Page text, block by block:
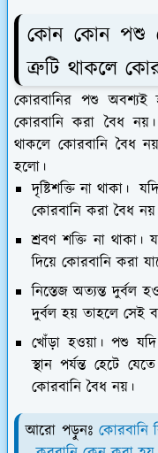
কোন কোন পশু
ত্রুটি থাকলে
কোরবানির পশু অবশ্যই
কোরবানি করা বৈধ
থাকলে কোরবানি বৈধ
হলো।
দৃষ্টিশক্তি না থাকা।
কোরবানি করা বৈধ
শ্রবণ শক্তি না থাকা।
দিয়ে কোরবানি করা
নিস্তেজ অত্যন্ত দুর্বল
দুর্বল হয় তাহলে সেই
খোঁড়া হওয়া।পশু যদি
স্থান পর্যন্ত হেটে
কোরবানি বৈধ নয়।
আরো পড়ুনঃ